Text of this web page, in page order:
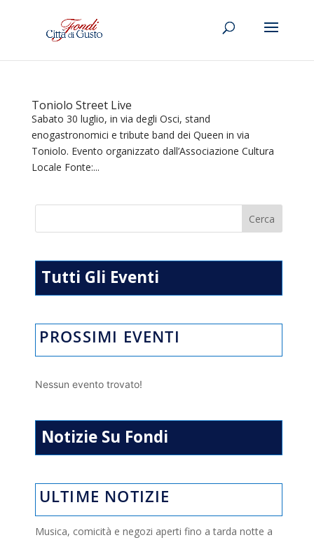
Toniolo Street Live
Sabato 30 luglio, in via degli Osci, stand
enogastronomici e tribute band dei Queen in via
Toniolo. Evento organizzato dall’Associazione Cultura
Locale Fonte:...
Tutti Gli Eventi
PROSSIMI EVENTI
Nessun evento trovato!
Notizie Su Fondi
ULTIME NOTIZIE
Musica, comicità e negozi aperti fino a tarda notte a